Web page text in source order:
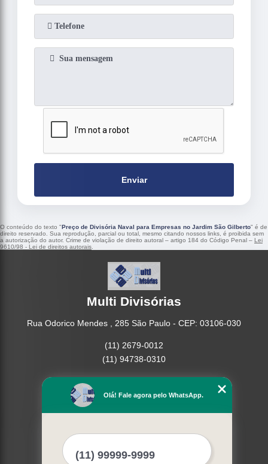
Enviar
O conteúdo do texto "Preço de Divisória Naval para Empresas no Jardim São Gilberto" é de
direito reservado. Sua reprodução, parcial ou total, mesmo citando nossos links, é proibida sem
a autorização do autor. Crime de violação de direito autoral – artigo 184 do Código Penal – Lei
9610/98 - Lei de direitos autorais
Multi Divisórias
Rua Odorico Mendes , 285 São Paulo - CEP: 03106-030
(11) 2679-0012
(11) 94738-0310
Empresa
Contato
Mapa do site
Olá! Fale agora pelo WhatsApp.